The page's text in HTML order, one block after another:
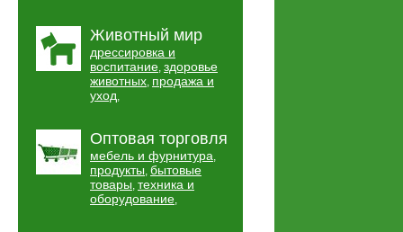
Животный мир
дрессировка и
воспитание, здоровье
животных, продажа и
уход,
Оптовая торговля
мебель и фурнитура,
продукты, бытовые
товары, техника и
оборудование,